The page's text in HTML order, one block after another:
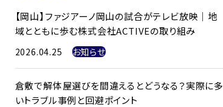
【岡山】ファジアーノ岡山の試合がテレビ放映｜地
域とともに歩む株式会社ACTIVEの取り組み
2026.04.25 お知らせ
倉敷で解体屋選びを間違えるとどうなる？実際に多
いトラブル事例と回避ポイント